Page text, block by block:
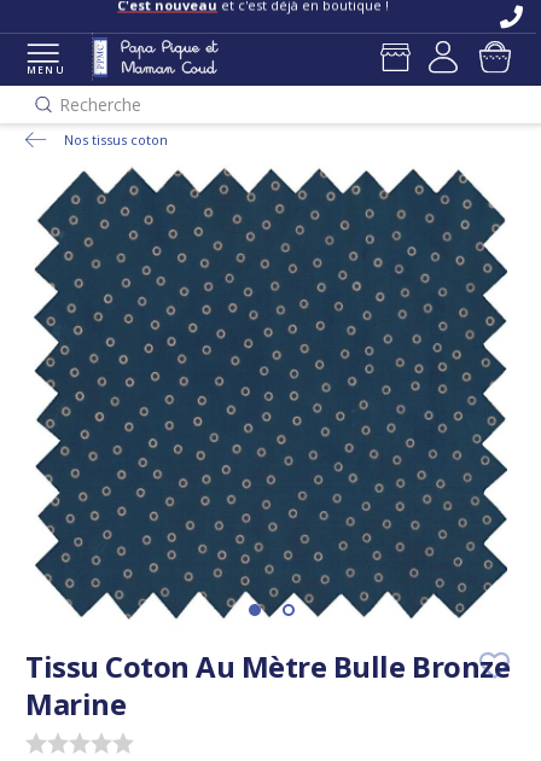
C'est nouveau et c'est déjà en boutique !
MENU
Recherche
Nos tissus coton
Tissu Coton Au Mètre Bulle Bronze
Marine